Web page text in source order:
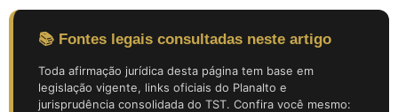
📚 Fontes legais consultadas neste artigo
Toda afirmação jurídica desta página tem base em
legislação vigente, links oficiais do Planalto e
jurisprudência consolidada do TST. Confira você mesmo: